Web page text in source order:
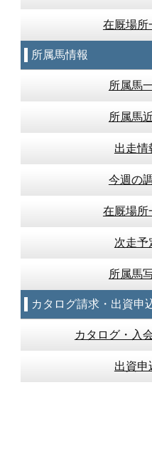
在厩場所
所属馬情報
所属馬
所属馬
出走情
今週の
在厩場所
次走予
所属馬
カタログ請求・出資申
カタログ・入
出資申